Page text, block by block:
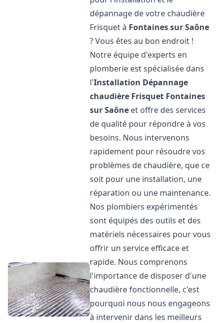
dépannage de votre chaudière
Frisquet à Fontaines sur Saône
? Vous êtes au bon endroit !
Notre équipe d'experts en
plomberie est spécialisée dans
l'Installation Dépannage
chaudière Frisquet Fontaines
sur Saône et offre des services
de qualité pour répondre à vos
besoins. Nous intervenons
rapidement pour résoudre vos
problèmes de chaudière, que ce
soit pour une installation, une
réparation ou une maintenance.
Nos plombiers expérimentés
sont équipés des outils et des
matériels nécessaires pour vous
offrir un service efficace et
rapide. Nous comprenons
l'importance de disposer d'une
chaudière fonctionnelle, c'est
pourquoi nous nous engageons
à intervenir dans les meilleurs